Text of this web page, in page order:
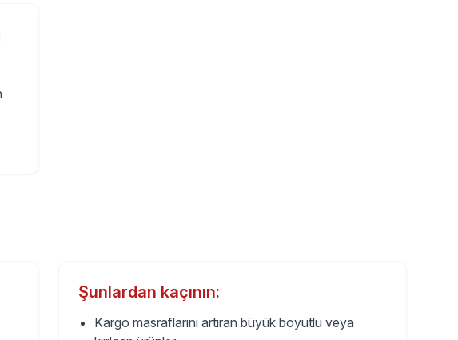
Şunlardan kaçının:
Kargo masraflarını artıran büyük boyutlu veya